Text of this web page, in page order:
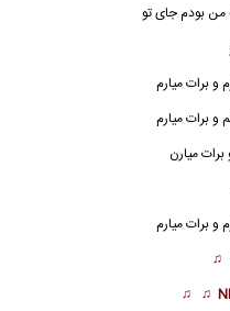
بودم جای تو
و برات میارم
و برات میارم
میارن
و برات میارم
♫
♫ ♫